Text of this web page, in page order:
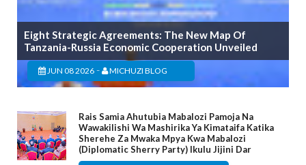
Eight Strategic Agreements: The New Map Of
Tanzania-Russia Economic Cooperation Unveiled
JUN 08 2026 - MICHUZI BLOG
Rais Samia Ahutubia Mabalozi Pamoja Na
Wawakilishi Wa Mashirika Ya Kimataifa Katika
Sherehe Za Mwaka Mpya Kwa Mabalozi
(Diplomatic Sherry Party) Ikulu Jijini Dar